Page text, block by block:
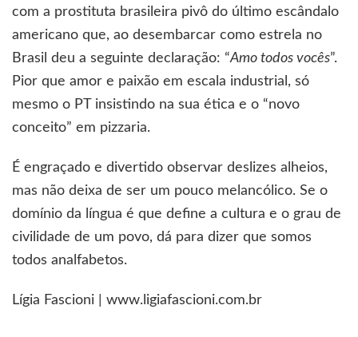
com a prostituta brasileira pivô do último escândalo
americano que, ao desembarcar como estrela no
Brasil deu a seguinte declaração: “Amo todos vocês”.
Pior que amor e paixão em escala industrial, só
mesmo o PT insistindo na sua ética e o “novo
conceito” em pizzaria.
É engraçado e divertido observar deslizes alheios,
mas não deixa de ser um pouco melancólico. Se o
domínio da língua é que define a cultura e o grau de
civilidade de um povo, dá para dizer que somos
todos analfabetos.
Lígia Fascioni | www.ligiafascioni.com.br